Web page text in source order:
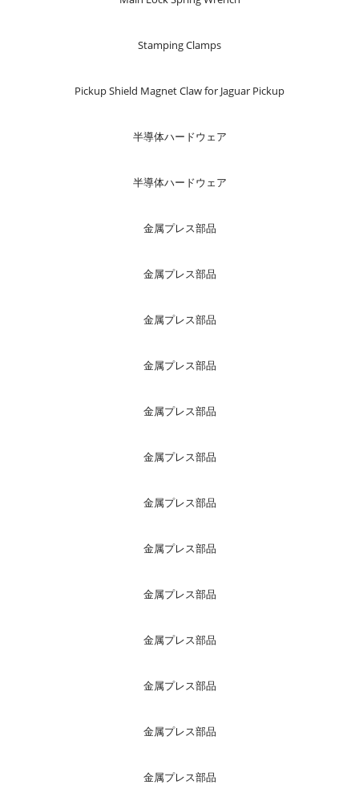
Stamping Clamps
Pickup Shield Magnet Claw for Jaguar Pickup
半導体ハードウェア
半導体ハードウェア
金属プレス部品
金属プレス部品
金属プレス部品
金属プレス部品
金属プレス部品
金属プレス部品
金属プレス部品
金属プレス部品
金属プレス部品
金属プレス部品
金属プレス部品
金属プレス部品
金属プレス部品